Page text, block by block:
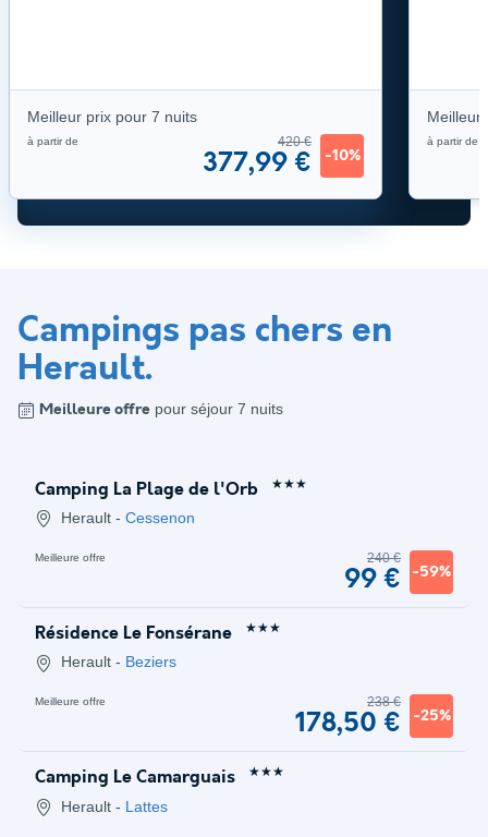
Meilleur prix pour 7 nuits
à partir de 420 €
377,99 € -10%
Meilleur
à partir de
Campings pas chers en
Herault.
Meilleure offre pour séjour 7 nuits
Camping La Plage de l'Orb ★★★
Herault - Cessenon
Meilleure offre 240 €
99 € -59%
Résidence Le Fonsérane ★★★
Herault - Beziers
Meilleure offre 238 €
178,50 € -25%
Camping Le Camarguais ★★★
Herault - Lattes